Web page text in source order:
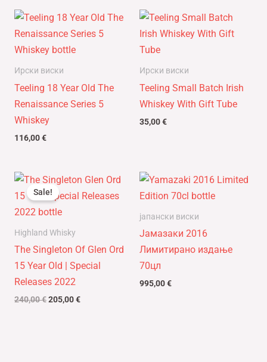
Ирски виски
Teeling 18 Year Old The
Renaissance Series 5
Whiskey
116,00€
Ирски виски
Teeling Small Batch Irish
Whiskey With Gift Tube
35,00€
Sale!
Highland Whisky
The Singleton Of Glen Ord
15 Year Old | Special
Releases 2022
240,00€
Оригинална
цена
је
била:
205,00€
Тренутна
је:
јапански виски
Јамазаки 2016
Лимитирано издање
70цл
995,00€